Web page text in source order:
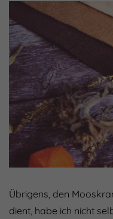
Übrigens, den
dient, habe ich nicht